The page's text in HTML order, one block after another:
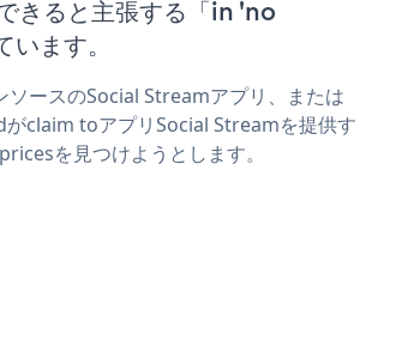
きると主張する「in 'no
ます。
ソースのSocial Streamアプリ、または
claim toアプリSocial Streamを提供す
を見つけようとします。